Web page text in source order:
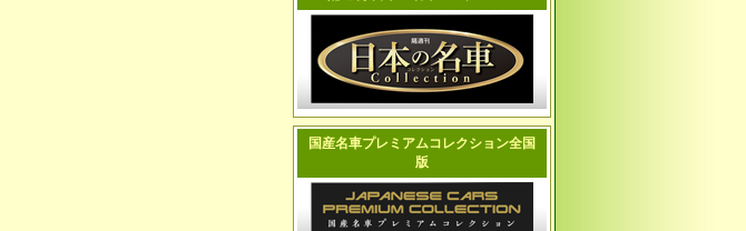
国産名車プレミアムコレクション全国
版